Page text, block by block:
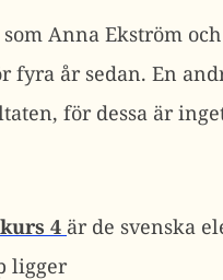
Anna Ekström
fyra år sedan. En
för dessa är
4 är de svenska
ligger